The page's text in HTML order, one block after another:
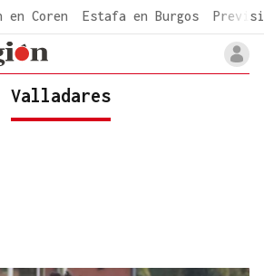
en Coren Estafa en Burgos
Valladares